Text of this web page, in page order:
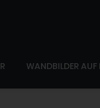
WANDBILDER